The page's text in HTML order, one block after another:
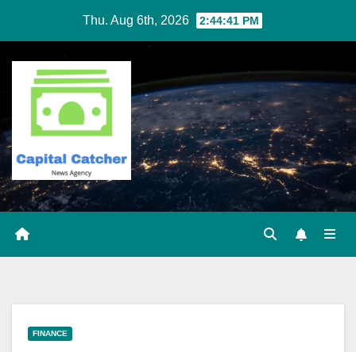
content
Thu. Aug 6th, 2026 2:44:42 PM
FINANCE